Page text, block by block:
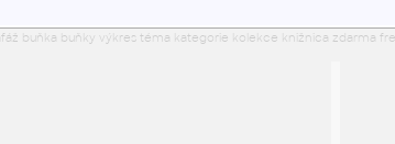
buňka buňky výkres téma kategorie kolekce knižnica zdarma